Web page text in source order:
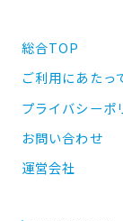
総合TOP
ご利用にあたっ
プライバシーポ
お問い合わせ
運営会社